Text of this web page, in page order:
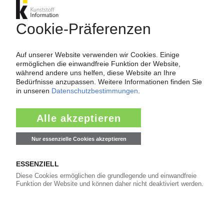
Ihr KI Zugang
ab99€/Monat
Jetzt kostenlos testen
Bereits KI-Abonnent? Jetzt
anmelden!